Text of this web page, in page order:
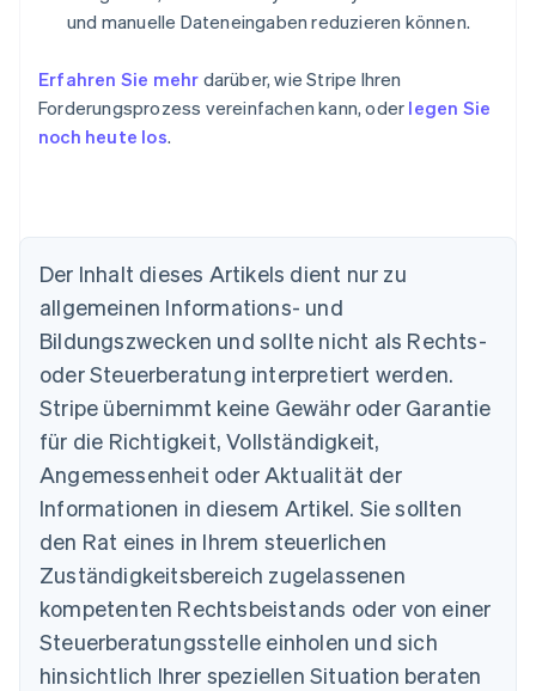
und manuelle Dateneingaben reduzieren können.
Erfahren Sie mehr darüber, wie Stripe Ihren
Forderungsprozess vereinfachen kann, oder legen Sie
noch heute los.
Der Inhalt dieses Artikels dient nur zu
allgemeinen Informations- und
Bildungszwecken und sollte nicht als Rechts-
oder Steuerberatung interpretiert werden.
Stripe übernimmt keine Gewähr oder Garantie
für die Richtigkeit, Vollständigkeit,
Angemessenheit oder Aktualität der
Informationen in diesem Artikel. Sie sollten
den Rat eines in Ihrem steuerlichen
Zuständigkeitsbereich zugelassenen
kompetenten Rechtsbeistands oder von einer
Steuerberatungsstelle einholen und sich
hinsichtlich Ihrer speziellen Situation beraten
Belgien
Nederlands Français Deutsch
Brasilien
PortuguêsEnglish
Bulgarien
Dänemark
English
Deutschland
DeutschEnglish
Estland
English
简体中文 English
Finnland
English Svenska
Frankreich
FrançaisEnglish